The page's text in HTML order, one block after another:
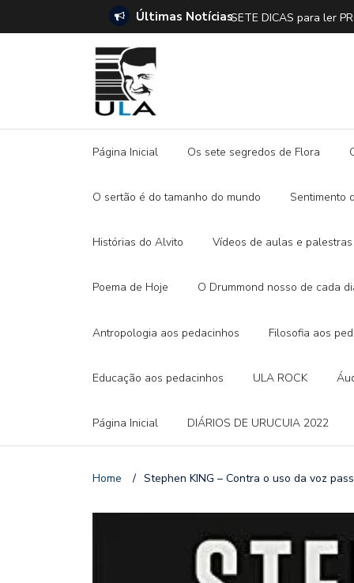
Últimas NotíciasSETE DICAS para ler
Página Inicial Os sete segredos de Flora
O sertão é do tamanho do mundo Sentimento
Histórias do Alvito Vídeos de aulas e palestras
Poema de Hoje O Drummond nosso de cada
Antropologia aos pedacinhos Filosofia aos
Educação aos pedacinhos ULA ROCK
Página Inicial DIÁRIOS DE URUCUIA 2022
Home / Stephen KING – Contra o uso da voz